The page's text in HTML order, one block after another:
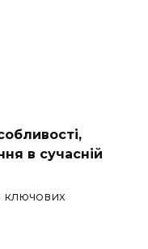
в сучасній
ключових